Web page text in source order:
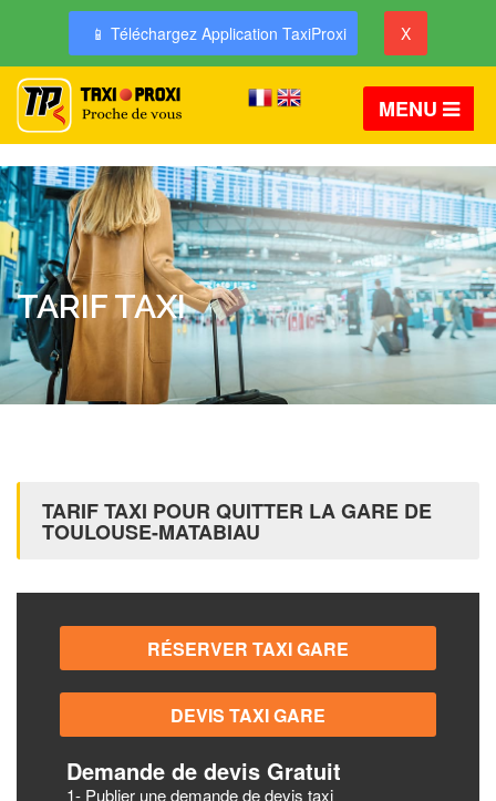
📱 Téléchargez Application TaxiProxi X
MENU
TARIF TAXI
TARIF TAXI POUR QUITTER LA GARE DE
TOULOUSE-MATABIAU
Demande de devis Gratuit
1- Publier une demande de devis taxi